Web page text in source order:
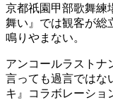
京都祇園甲部歌舞練
舞い』では観客が総
鳴りやまない。
アンコールラストナ
言っても過言ではな
キ』コラボレーショ